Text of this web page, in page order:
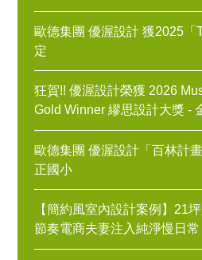
歐德集團 優渥設計 獲2025
定
狂賀!! 優渥設計榮獲 2026
Gold Winner 繆思設計大獎 -
歐德集團 優渥設計「百林計
正國小
【簡約風室內設計案例】21
節奏電商夫妻注入純淨慢日常